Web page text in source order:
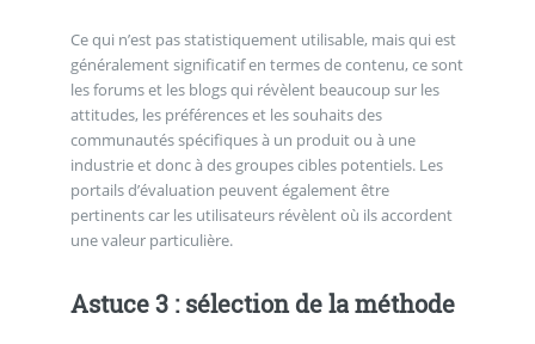
Ce qui n’est pas statistiquement utilisable, mais qui est
généralement significatif en termes de contenu, ce sont
les forums et les blogs qui révèlent beaucoup sur les
attitudes, les préférences et les souhaits des
communautés spécifiques à un produit ou à une
industrie et donc à des groupes cibles potentiels. Les
portails d’évaluation peuvent également être
pertinents car les utilisateurs révèlent où ils accordent
une valeur particulière.
Astuce 3 : sélection de la méthode